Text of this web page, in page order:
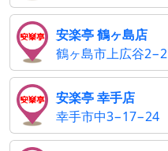
安楽亭 鶴ヶ島店
鶴ヶ島市上広谷2−2
安楽亭 幸手店
幸手市中3−17−24